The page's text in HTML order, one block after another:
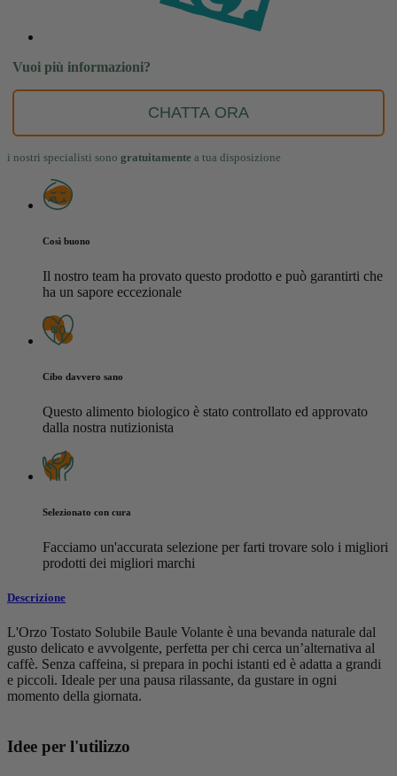
Vuoi più informazioni?
CHATTA ORA
i nostri specialisti sono gratuitamente a tua disposizione
Così buono
Il nostro team ha provato questo prodotto e può garantirti che
ha un sapore eccezionale
Cibo davvero sano
Questo alimento biologico è stato controllato ed approvato
dalla nostra nutizionista
Selezionato con cura
Facciamo un'accurata selezione per farti trovare solo i migliori
prodotti dei migliori marchi
Descrizione
L'Orzo Tostato Solubile Baule Volante è una bevanda naturale dal
gusto delicato e avvolgente, perfetta per chi cerca un’alternativa al
caffè. Senza caffeina, si prepara in pochi istanti ed è adatta a grandi
e piccoli. Ideale per una pausa rilassante, da gustare in ogni
momento della giornata.
Idee per l'utilizzo